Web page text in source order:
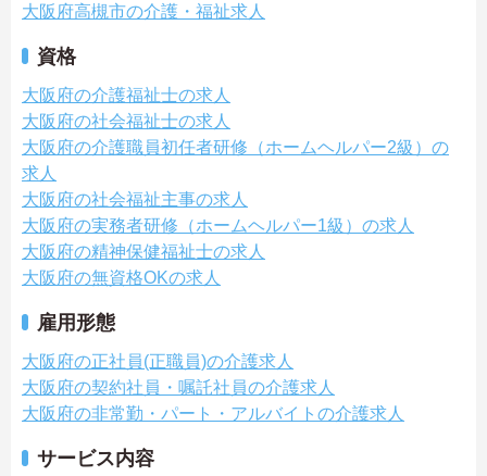
大阪府高槻市の介護・福祉求人
資格
大阪府の介護福祉士の求人
大阪府の社会福祉士の求人
大阪府の介護職員初任者研修（ホームヘルパー2級）の
求人
大阪府の社会福祉主事の求人
大阪府の実務者研修（ホームヘルパー1級）の求人
大阪府の精神保健福祉士の求人
大阪府の無資格OKの求人
雇用形態
大阪府の正社員(正職員)の介護求人
大阪府の契約社員・嘱託社員の介護求人
大阪府の非常勤・パート・アルバイトの介護求人
サービス内容